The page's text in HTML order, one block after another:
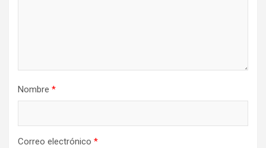
Nombre *
Correo electrónico *